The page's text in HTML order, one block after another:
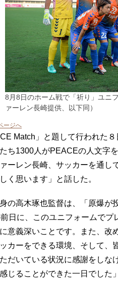
8月8日のホーム戦で「祈り」ユニ
ァーレン長崎提供、以下同）
ージへ
Match」と題して行われた
ち1300人がPEACEの人文字
ァーレン長崎、サッカーを通
く思います」と話した。
の高木琢也監督は、「原爆が
日に、このユニフォームでプ
意義深いことです。また、改
カーをできる環境、そして、
だいている状況に感謝をしな
じることができた一日でした